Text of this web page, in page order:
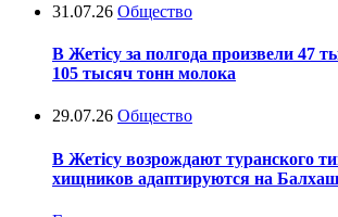
31.07.26 Общество
В Жетісу за полгода произвели 47
105 тысяч тонн молока
29.07.26 Общество
В Жетісу возрождают туранского
хищников адаптируются на